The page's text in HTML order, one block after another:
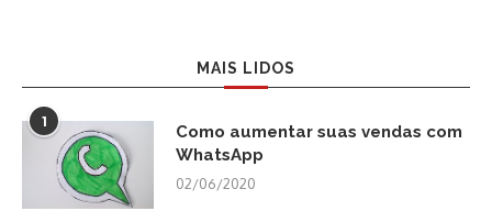
MAIS LIDOS
1
Como aumentar suas vendas com
WhatsApp
02/06/2020